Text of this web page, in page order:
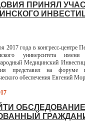
ПРИНЯЛ
2017 года в конгресс-центре
университета
Медицинский
представил на форуме
обеспечения Евгений